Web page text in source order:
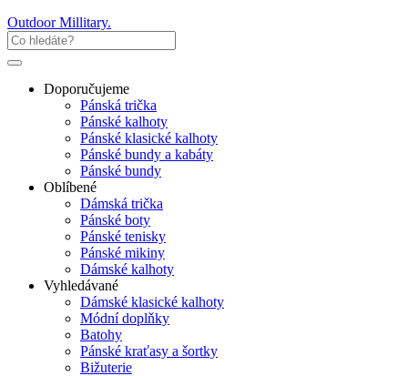
Outdoor Millitary.
Doporučujeme
Pánská trička
Pánské kalhoty
Pánské klasické kalhoty
Pánské bundy a kabáty
Pánské bundy
Oblíbené
Dámská trička
Pánské boty
Pánské tenisky
Pánské mikiny
Dámské kalhoty
Vyhledávané
Dámské klasické kalhoty
Módní doplňky
Batohy
Pánské kraťasy a šortky
Bižuterie